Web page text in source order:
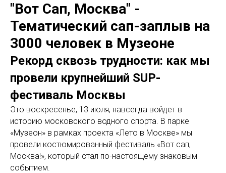
"Вот Сап, Москва" -
Тематический сап-заплыв на
3000 человек в Музеоне
Рекорд сквозь трудности: как мы
провели крупнейший SUP-
фестиваль Москвы
Это воскресенье, 13 июля, навсегда войдет в
историю московского водного спорта. В парке
«Музеон» в рамках проекта «Лето в Москве» мы
провели костюмированный фестиваль «Вот сап,
Москва!», который стал по-настоящему знаковым
событием.